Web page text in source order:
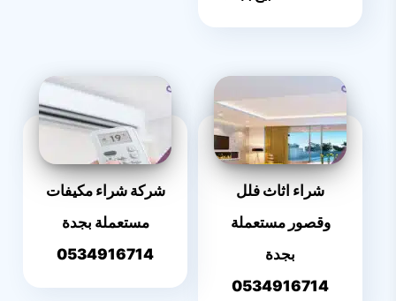
شراء اثاث فلل
وقصور مستعملة
بجدة
0534916714
شركة شراء مكيفات
مستعملة بجدة
0534916714